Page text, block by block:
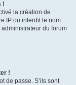
!
la création de
IP ou interdit le nom
du forum
!
de passe. S’ils sont